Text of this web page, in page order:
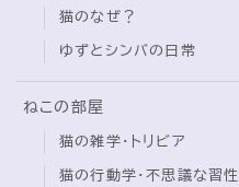
猫と暮らすシニアライフ
ねこの飼い方
猫のなぜ？
ゆずとシンバの日常
ねこの部屋
猫の雑学・トリビア
猫の行動学・不思議な習性